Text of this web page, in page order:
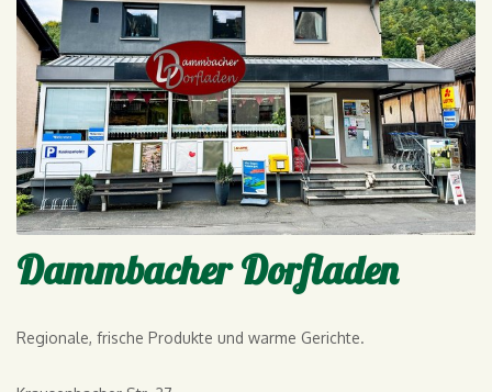
Dammbacher Dorfladen
Regionale, frische Produkte und warme Gerichte.